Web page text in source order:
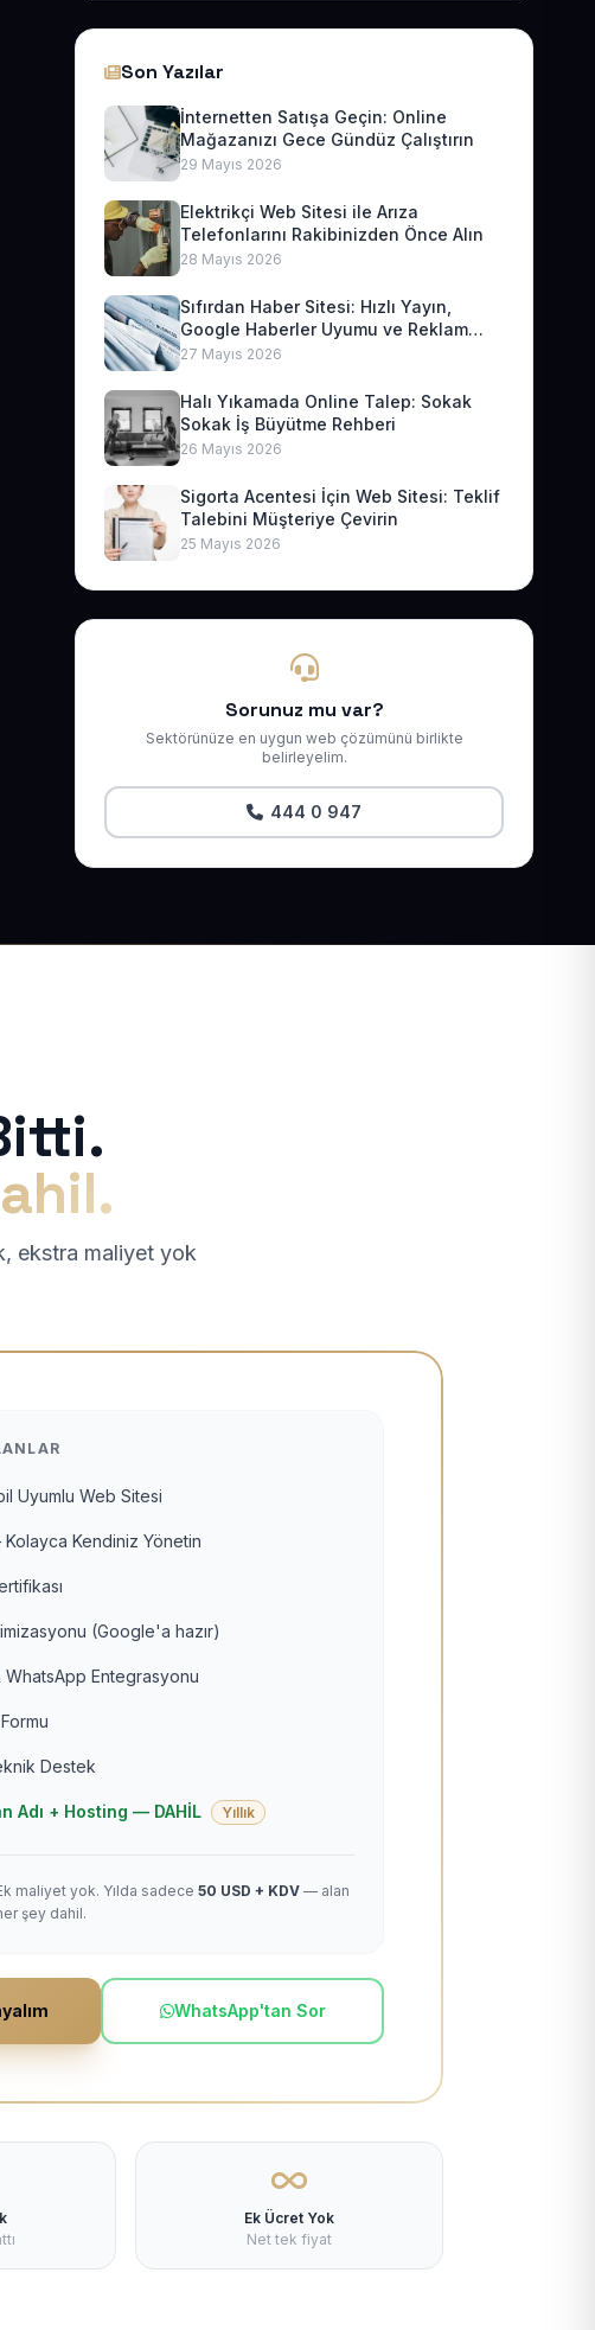
Son Yazılar
İnternetten Satışa Geçin: Online
Mağazanızı Gece Gündüz Çalıştırın
29 Mayıs 2026
Elektrikçi Web Sitesi ile Arıza
Telefonlarını Rakibinizden Önce Alın
28 Mayıs 2026
Sıfırdan Haber Sitesi: Hızlı Yayın,
Google Haberler Uyumu ve Reklam
Geliri
27 Mayıs 2026
Halı Yıkamada Online Talep: Sokak
Sokak İş Büyütme Rehberi
26 Mayıs 2026
Sigorta Acentesi İçin Web Sitesi: Teklif
Talebini Müşteriye Çevirin
25 Mayıs 2026
Sorunuz mu var?
Sektörünüze en uygun web çözümünü birlikte
belirleyelim.
444 0 947
ekstra maliyet yok
Uyumlu Web Sitesi
Kendiniz Yönetin
(Google'a hazır)
Entegrasyonu
Destek
Adı + Hosting — DAHİL Yıllık
maliyet yok. Yılda sadece 50 USD + KDV — alan
şey dahil.
WhatsApp'tan Sor
Ek Ücret Yok
Net tek fiyat